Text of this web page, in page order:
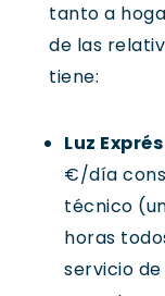
tanto a
de las
tiene:
Luz
€/día
técnico
horas
servicio